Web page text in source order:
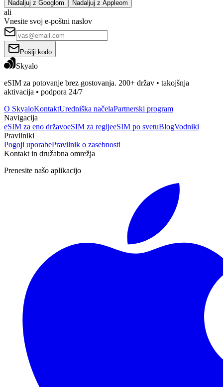
Nadaljuj z Googlom Nadaljuj z Appleom
ali
Vnesite svoj e-poštni naslov
Pošlji kodo
Skyalo
eSIM za potovanje brez gostovanja. 200+ držav • takojšnja
aktivacija • podpora 24/7
O SkyaloKontaktUredniška načelaPartnerski program
Navigacija
eSIM za eno državoeSIM za regijeeSIM po svetuBlogVodniki
Pravilniki
Pogoji uporabePravilnik o zasebnosti
Kontakt in družabna omrežja
Prenesite našo aplikacijo